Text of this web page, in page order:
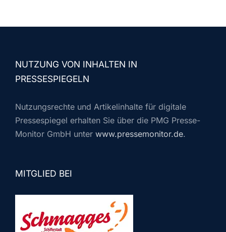
NUTZUNG VON INHALTEN IN
PRESSESPIEGELN
Nutzungsrechte und Artikelinhalte für digitale
Pressespiegel erhalten Sie über die PMG Presse-
Monitor GmbH unter www.pressemonitor.de.
MITGLIED BEI